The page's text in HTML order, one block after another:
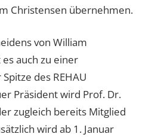
Christensen übernehmen.
von William
auch zu einer
des REHAU
Präsident wird Prof. Dr.
zugleich bereits Mitglied
wird ab 1. Januar